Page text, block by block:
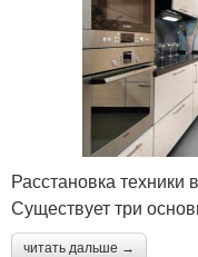
Расстановка техники
Существует три
читать дальше →